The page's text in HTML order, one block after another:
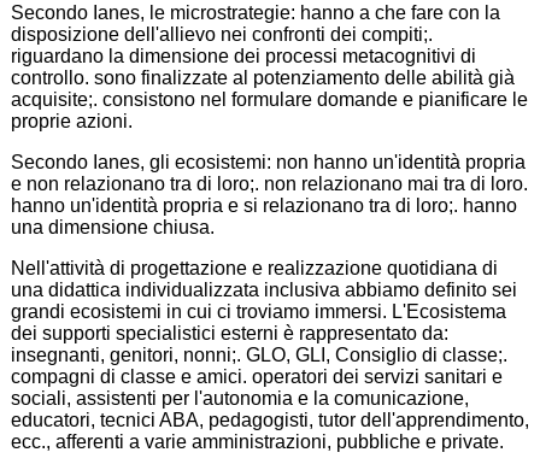
Secondo Ianes, le microstrategie: hanno a che fare con la
disposizione dell'allievo nei confronti dei compiti;.
riguardano la dimensione dei processi metacognitivi di
controllo. sono finalizzate al potenziamento delle abilità già
acquisite;. consistono nel formulare domande e pianificare le
proprie azioni.
Secondo Ianes, gli ecosistemi: non hanno un'identità propria
e non relazionano tra di loro;. non relazionano mai tra di loro.
hanno un'identità propria e si relazionano tra di loro;. hanno
una dimensione chiusa.
Nell'attività di progettazione e realizzazione quotidiana di
una didattica individualizzata inclusiva abbiamo definito sei
grandi ecosistemi in cui ci troviamo immersi. L'Ecosistema
dei supporti specialistici esterni è rappresentato da:
insegnanti, genitori, nonni;. GLO, GLI, Consiglio di classe;.
compagni di classe e amici. operatori dei servizi sanitari e
sociali, assistenti per l'autonomia e la comunicazione,
educatori, tecnici ABA, pedagogisti, tutor dell'apprendimento,
ecc., afferenti a varie amministrazioni, pubbliche e private.